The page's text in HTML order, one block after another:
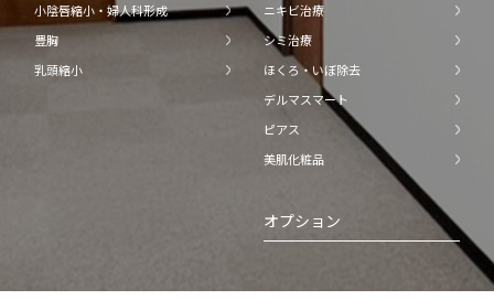
小陰唇縮小・婦人科形成
豊胸
乳頭縮小
ニキビ治療
シミ治療
ほくろ・いぼ除去
デルマスマート
ピアス
美肌化粧品
オプション